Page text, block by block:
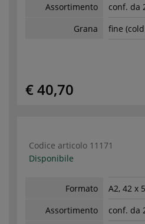
Assortimento
conf. da
Grana
fine
€ 40,70
Codice articolo 11171
Disponibile
Formato
A2, 42 x
Assortimento
conf. da